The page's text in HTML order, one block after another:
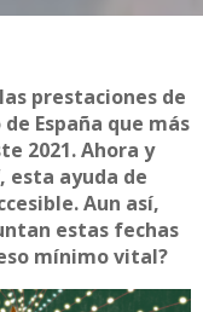
prestaciones de
España que más
2021. Ahora y
esta ayuda de
Aun así,
estas fechas
mínimo vital?